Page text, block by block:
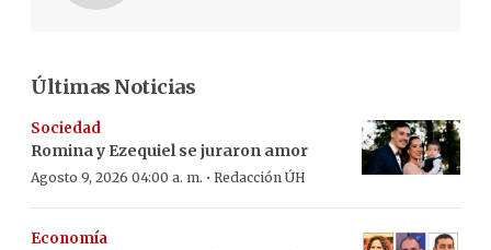
Últimas Noticias
Sociedad
Romina y Ezequiel se juraron amor
Agosto 9, 2026 04:00 a. m. · Redacción ÚH
Economía